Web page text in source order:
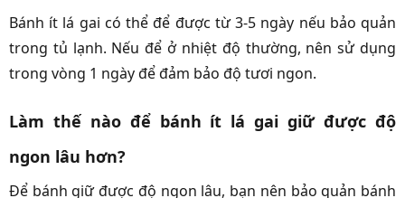
Bánh ít lá gai có thể để được từ 3-5 ngày nếu bảo quản
trong tủ lạnh. Nếu để ở nhiệt độ thường, nên sử dụng
trong vòng 1 ngày để đảm bảo độ tươi ngon.
Làm thế nào để bánh ít lá gai giữ được độ
ngon lâu hơn?
Để bánh giữ được độ ngon lâu, bạn nên bảo quản bánh